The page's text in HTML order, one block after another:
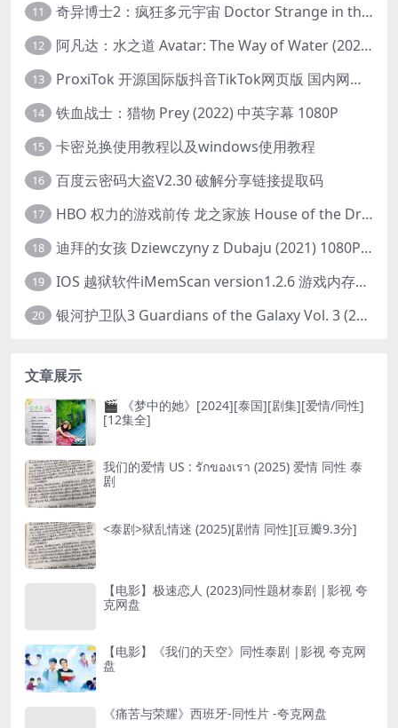
11 奇异博士2：疯狂多元宇宙 Doctor Strange in the Multiverse of Madness (2022) 高清版1080p
12 阿凡达：水之道 Avatar: The Way of Water (2022) 1080p 2k 4k 中文字幕
13 ProxiTok 开源国际版抖音TikTok网页版 国内网络直连
14 铁血战士：猎物 Prey (2022) 中英字幕 1080P
15 卡密兑换使用教程以及windows使用教程
16 百度云密码大盗V2.30 破解分享链接提取码
17 HBO 权力的游戏前传 龙之家族 House of the Dragon (2022) 中字 1080P 更新4集
18 迪拜的女孩 Dziewczyny z Dubaju (2021) 1080P 中字
19 IOS 越狱软件iMemScan version1.2.6 游戏内存修改器
20 银河护卫队3 Guardians of the Galaxy Vol. 3 (2023)4K高清资源1080p只分享精品
文章展示
🎬 《梦中的她》[2024][泰国][剧集][爱情/同性]
[12集全]
我们的爱情 US : รักของเรา (2025) 爱情 同性 泰
剧
<泰剧>狱乱情迷 (2025)[剧情 同性][豆瓣9.3分]
【电影】极速恋人 (2023)同性题材泰剧 |影视 夸
克网盘
【电影】《我们的天空》同性泰剧 |影视 夸克网
盘
《痛苦与荣耀》西班牙-同性片 -夸克网盘